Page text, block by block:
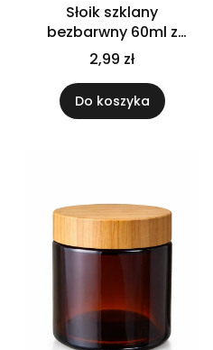
Słoik szklany
bezbarwny 60ml z
nakrętką czarną
2,99 zł
Do koszyka